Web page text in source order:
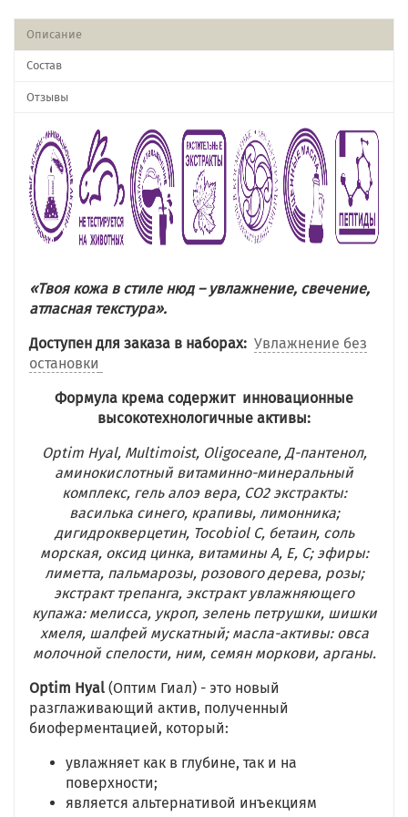
Описание
Состав
Отзывы
«Твоя кожа в стиле нюд – увлажнение, свечение,
атласная текстура».
Доступен для заказа в наборах: Увлажнение без
остановки
Формула крема содержит инновационные
высокотехнологичные активы:
Optim Hyal, Multimoist, Oligoceane, Д-пантенол,
аминокислотный витаминно-минеральный
комплекс, гель алоэ вера, CO2 экстракты:
василька синего, крапивы, лимонника;
дигидрокверцетин, Tocobiol C, бетаин, соль
морская, оксид цинка, витамины А, Е, С; эфиры:
лиметта, пальмарозы, розового дерева, розы;
экстракт трепанга, экстракт увлажняющего
купажа: мелисса, укроп, зелень петрушки, шишки
хмеля, шалфей мускатный; масла-активы: овса
молочной спелости, ним, семян моркови, арганы.
Optim Hyal (Оптим Гиал) - это новый
разглаживающий актив, полученный
биоферментацией, который:
увлажняет как в глубине, так и на
поверхности;
является альтернативой инъекциям